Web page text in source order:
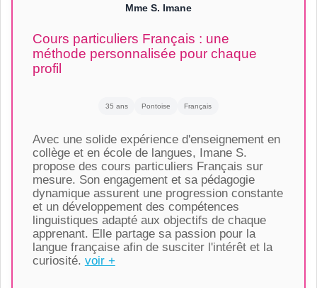
Mme S. Imane
Cours particuliers Français : une
méthode personnalisée pour chaque
profil
35 ans Pontoise Français
Avec une solide expérience d'enseignement en
collège et en école de langues, Imane S.
propose des cours particuliers Français sur
mesure. Son engagement et sa pédagogie
dynamique assurent une progression constante
et un développement des compétences
linguistiques adapté aux objectifs de chaque
apprenant. Elle partage sa passion pour la
langue française afin de susciter l'intérêt et la
curiosité. voir +